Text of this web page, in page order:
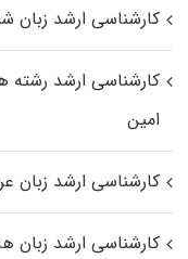
کارشناسی ارشد زبان
کارشناسی ارشد
اﻣﻴﻦ
کارشناسی ارشد زبان
کارشناسی ارشد زبان‌